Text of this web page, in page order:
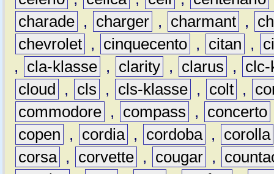
charade , charger , charmant ,
chevrolet , cinquecento , citan ,
,
cla-klasse , clarity , clarus ,
clc-
cloud
, cls , cls-klasse , colt ,
commodore , compass , concerto
copen
, cordia , cordoba ,
corolla
corsa , corvette , cougar ,